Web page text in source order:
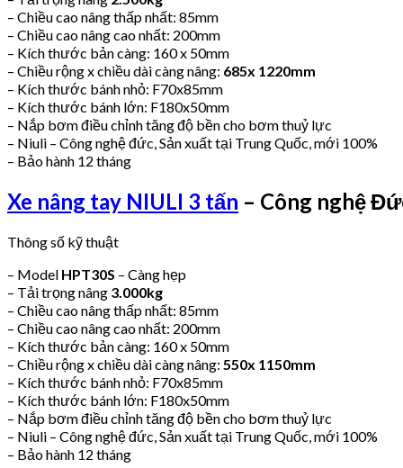
– Chiều cao nâng thấp nhất: 85mm
– Chiều cao nâng cao nhất: 200mm
– Kích thước bản càng: 160 x 50mm
– Chiều rộng x chiều dài càng nâng: 685x 1220mm
– Kích thước bánh nhỏ: F70x85mm
– Kích thước bánh lớn: F180x50mm
– Nắp bơm điều chỉnh tăng độ bền cho bơm thuỷ lực
– Niuli – Công nghệ đức, Sản xuất tại Trung Quốc, mới 100%
– Bảo hành 12 tháng
Xe nâng tay NIULI 3 tấn – Công nghệ
Thông số kỹ thuật
– Model HPT30S – Càng hẹp
– Tải trọng nâng 3.000kg
– Chiều cao nâng thấp nhất: 85mm
– Chiều cao nâng cao nhất: 200mm
– Kích thước bản càng: 160 x 50mm
– Chiều rộng x chiều dài càng nâng: 550x 1150mm
– Kích thước bánh nhỏ: F70x85mm
– Kích thước bánh lớn: F180x50mm
– Nắp bơm điều chỉnh tăng độ bền cho bơm thuỷ lực
– Niuli – Công nghệ đức, Sản xuất tại Trung Quốc, mới 100%
– Bảo hành 12 tháng